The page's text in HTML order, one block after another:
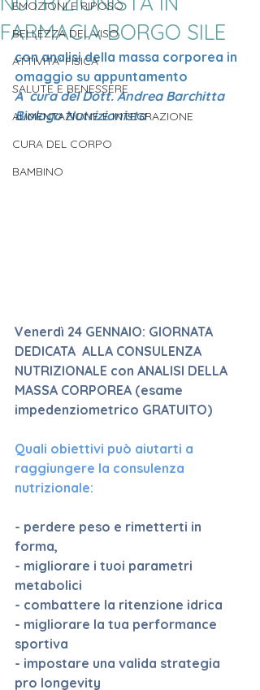
EMOZIONI E RIPOSO
BELLEZZA DEL VISO
ATTIVITA' FISICA
SALUTE E BENESSERE
ALIMENTAZIONE E INTEGRAZIONE
CURA DEL CORPO
BAMBINO
FARMACIA BORGO SILE
con analisi della massa corporea in
omaggio su appuntamento
A  cura del Dott. Andrea Barchitta
Biologo Nutrizionista
Venerdì 24 GENNAIO: GIORNATA
DEDICATA  ALLA CONSULENZA
NUTRIZIONALE con ANALISI DELLA
MASSA CORPOREA (esame
impedenziometrico GRATUITO)
Quali obiettivi può aiutarti a
raggiungere la consulenza
nutrizionale:
- perdere peso e rimetterti in
forma,
- migliorare i tuoi parametri
metabolici
- combattere la ritenzione idrica
- migliorare la tua performance
sportiva
- impostare una valida strategia
pro longevity